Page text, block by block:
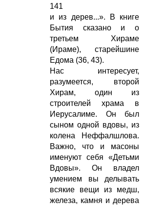
141
и из дерев...». В книге
Бытия сказано и о
третьем Хираме
(Ираме), старейшине
Едома (36, 43).
Нас интересует,
разумеется, второй
Хирам, один из
строителей храма в
Иерусалиме. Он был
сыном одной вдовы, из
колена Неффалшлова.
Важно, что и масоны
именуют себя «Детьми
Вдовы». Он владел
умением вы делывать
всякие вещи из медш,
железа, камня и дерева